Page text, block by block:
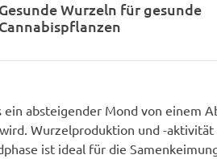
Gesunde Wurzeln für gesunde
Cannabispflanzen
ein absteigender Mond von einem
Wurzelproduktion und -
ist ideal für die